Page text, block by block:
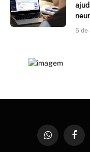
5 de
WhatsApp